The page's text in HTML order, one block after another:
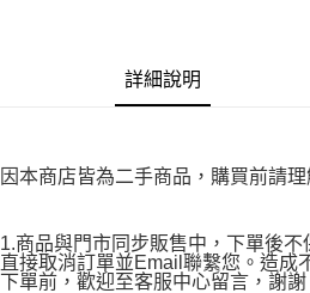
４．使用「AFTEE先享後付」時，將依據
５．嚴禁一人註冊多個帳號或使用他人資訊
恩沛科技股份有限公司將有權停止該用戶之
詳細說明
因本商店皆為二手商品，購買前請理
1.商品與門市同步販售中，下單後
直接取消訂單並Email聯繫您。造成
下單前，歡迎至客服中心留言，謝謝